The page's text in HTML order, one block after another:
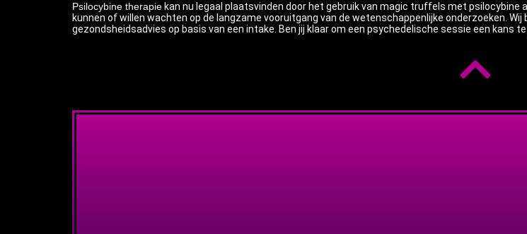
Psilocybine therapie kan nu legaal plaatsvinden door het gebruik van magic truffels met
kunnen of willen wachten op de langzame vooruitgang van de wetenschappenlijke onderzoeken.
gezondsheidsadvies op basis van een intake. Ben jij klaar om een psychedelische sessie een kans te